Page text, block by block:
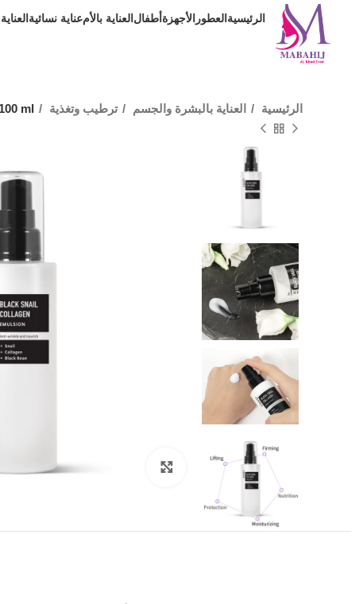
الرئيسيةالعطور الأجهزةأطفالالعناية بالأمعناية نسائية
الرئيسية العناية بالبشرة والجسم ترطيب وتغذية ml
Click to enlarge